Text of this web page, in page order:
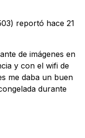
reportó hace 21
de imágenes en
y con el wifi de
me daba un buen
durante